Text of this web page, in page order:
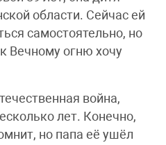
области. Сейчас ей
самостоятельно, но
Вечному огню хочу
война,
лет. Конечно,
но папа её ушёл